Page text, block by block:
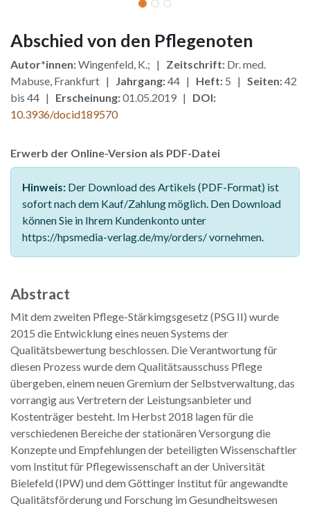
Abschied von den Pflegenoten
Autor*innen:Wingenfeld, K.; | Zeitschrift: Dr. med.
Mabuse, Frankfurt | Jahrgang:44 | Heft: 5 | Seiten:42
bis 44 | Erscheinung:01.05.2019 | DOI:
10.3936/docid189570
Erwerb der Online-Version als PDF-Datei
Hinweis: Der Download des Artikels (PDF-Format) ist
sofort nach dem Kauf/Zahlung möglich. Den Download
können Sie in Ihrem Kundenkonto unter
https://hpsmedia-verlag.de/my/orders/ vornehmen.
Abstract
Mit dem zweiten Pflege-Stärkimgsgesetz (PSG II) wurde
2015 die Entwicklung eines neuen Systems der
Qualitätsbewertung beschlossen. Die Verantwortung für
diesen Prozess wurde dem Qualitätsausschuss Pflege
übergeben, einem neuen Gremium der Selbstverwaltung, das
vorrangig aus Vertretern der Leistungsanbieter und
Kostenträger besteht. Im Herbst 2018 lagen für die
verschiedenen Bereiche der stationären Versorgung die
Konzepte und Empfehlungen der beteiligten Wissenschaftler
vom Institut für Pflegewissenschaft an der Universität
Bielefeld (IPW) und dem Göttinger Institut für angewandte
Qualitätsförderung und Forschung im Gesundheitswesen